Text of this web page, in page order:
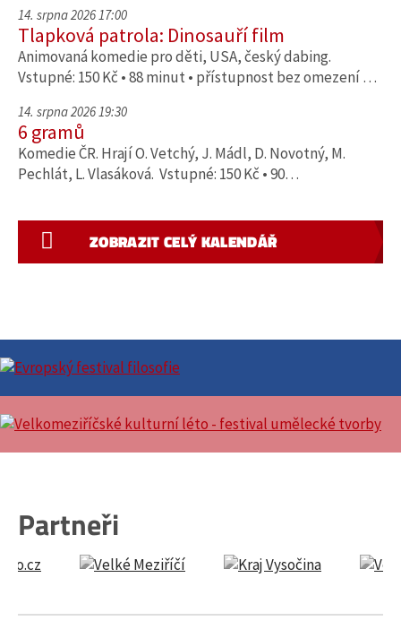
14. srpna 2026 17:00
Tlapková patrola: Dinosauří film
Animovaná komedie pro děti, USA, český dabing.
Vstupné: 150 Kč • 88 minut • přístupnost bez omezení …
14. srpna 2026 19:30
6 gramů
Komedie ČR. Hrají O. Vetchý, J. Mádl, D. Novotný, M.
Pechlát, L. Vlasáková. Vstupné: 150 Kč • 90…
ZOBRAZIT CELÝ KALENDÁŘ
Partneři